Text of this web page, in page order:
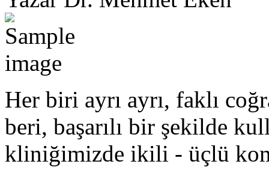
Her biri ayrı ayrı, faklı
beri, başarılı bir şekilde
kliniğimizde ikili - üçlü